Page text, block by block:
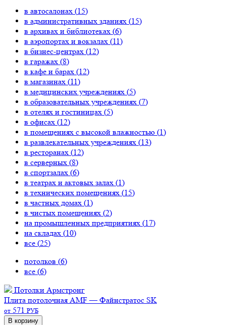
в автосалонах (15)
в административных зданиях (15)
в архивах и библиотеках (6)
в аэропортах и вокзалах (11)
в бизнес-центрах (12)
в гаражах (8)
в кафе и барах (12)
в магазинах (11)
в медицинских учреждениях (5)
в образовательных учреждениях (7)
в отелях и гостиницах (5)
в офисах (12)
в помещениях с высокой влажностью (1)
в развлекательных учреждениях (13)
в ресторанах (12)
в серверных (8)
в спортзалах (6)
в театрах и актовых залах (1)
в технических помещениях (15)
в частных домах (1)
в чистых помещениях (2)
на промышленных предприятиях (17)
на складах (10)
все (25)
потолков (6)
все (6)
Потолки Армстронг
Плита потолочная AMF — Файнстратос SK
от 571 РУБ
В корзину